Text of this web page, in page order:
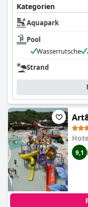
Kategorien
Aquapark
Pool
Wasserrutsche
Strand
9,1